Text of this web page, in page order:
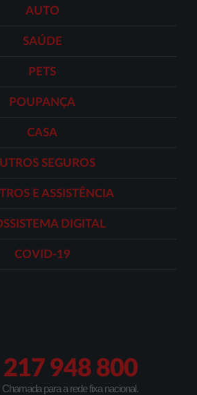
AUTO
SAÚDE
PETS
POUPANÇA
CASA
SEGUROS
E ASSISTÊNCIA
DIGITAL
COVID-19
217 948 800
Chamada para a rede fixa nacional.